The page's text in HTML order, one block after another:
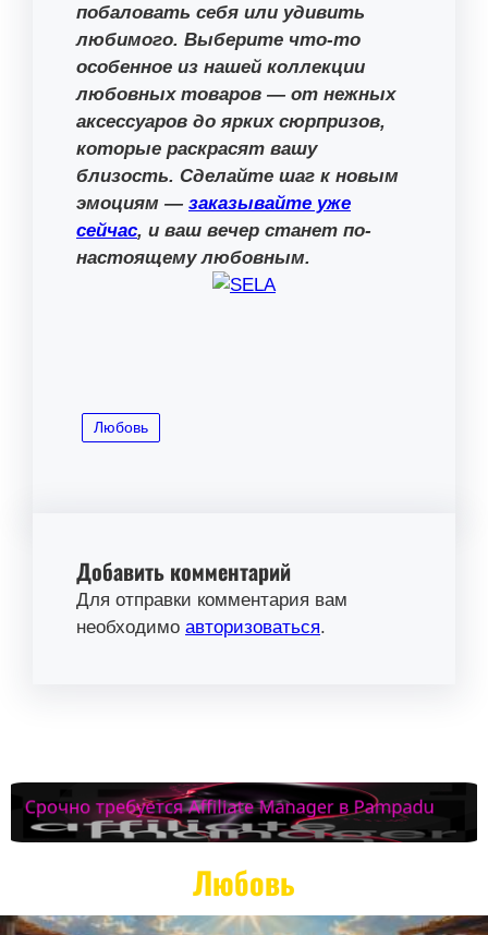
побаловать себя или удивить
любимого. Выберите что-то
особенное из нашей коллекции
любовных товаров — от нежных
аксессуаров до ярких сюрпризов,
которые раскрасят вашу
близость. Сделайте шаг к новым
эмоциям — заказывайте уже
сейчас, и ваш вечер станет по-
настоящему любовным.
Любовь
Добавить комментарий
Для отправки комментария вам
необходимо авторизоваться.
Любовь